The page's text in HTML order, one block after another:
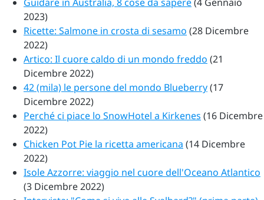
2023)
Ricette: Salmone in crosta di sesamo (28 Dicembre
2022)
Artico: Il cuore caldo di un mondo freddo (21
Dicembre 2022)
42 (mila) le persone del mondo Blueberry(17
Dicembre 2022)
Perché ci piace lo SnowHotel a Kirkenes (16 Dicembre
2022)
Chicken Pot Pie la ricetta americana (14 Dicembre
2022)
Isole Azzorre: viaggio nel cuore dell'Oceano Atlantico
(3 Dicembre 2022)